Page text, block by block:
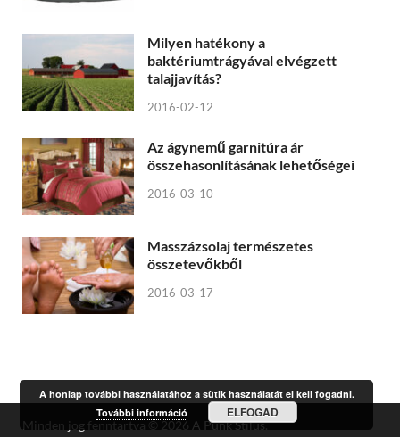
Milyen hatékony a
baktériumtrágyával elvégzett
talajjavítás?
2016-02-12
Az ágynemű garnitúra ár
összehasonlításának lehetőségei
2016-03-10
Masszázsolaj természetes
összetevőkből
2016-03-17
Minden jog fenntartva © 2026 A Punk Stílus.
A honlap további használatához a sütik használatát el kell fogadni.
További információ
ELFOGAD